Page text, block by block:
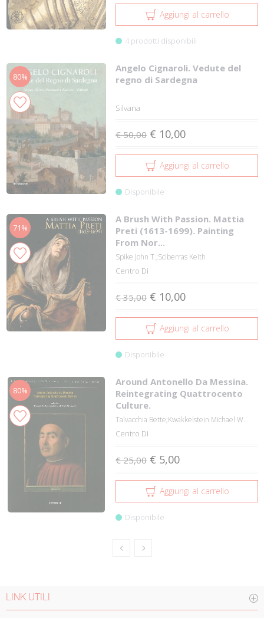
Aggiungi al carrello
4 prodotti disponibili
80%
Angelo Cignaroli. Vedute del
regno di Sardegna
Silvana
€ 50,00 € 10,00
Aggiungi al carrello
Disponibile
71%
A Brush With Passion. Mattia
Preti (1613-1699). Painting
From Nor...
Spike John T.;Sciberras Keith
Centro Di
€ 35,00 € 10,00
Aggiungi al carrello
Disponibile
80%
Around Antonello Da Messina.
Reintegrating Quattrocento
Culture.
Talvacchia Bette;Kwakkelstein Michael W.
Centro Di
€ 25,00 € 5,00
Aggiungi al carrello
Disponibile
LINK UTILI